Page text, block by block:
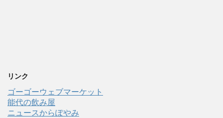
リンク
ゴーゴーウェブマーケット
能代の飲み屋
ニュースからぽやみ